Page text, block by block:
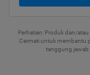
Perhatian: Produk dan/
Cermati untuk membantu
tanggung jawab